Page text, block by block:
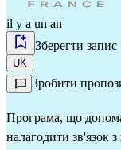
il y a un an
Зберегти запис
UK
Зробити
Програма, що
налагодити зв'язок